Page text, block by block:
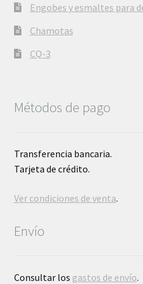
Engobes y esmaltes para
Chamotas
CQ-3
Métodos de pago
Transferencia bancaria.
Tarjeta de crédito.
Ver condiciones de venta.
Envío
Consultar los gastos de envío.